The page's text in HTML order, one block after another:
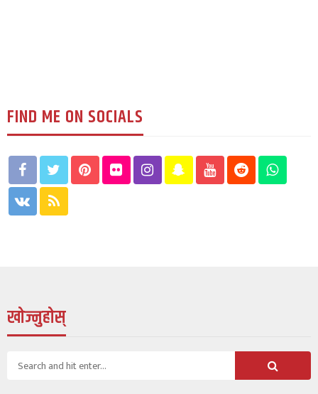
युके विशेष
सिएनएस युकेको वार्षिक भेला सम्पन्न : नेपाल संवाद
र अनुसन्धानमा जोड
FIND ME ON SOCIALS
खोज्नुहोस्